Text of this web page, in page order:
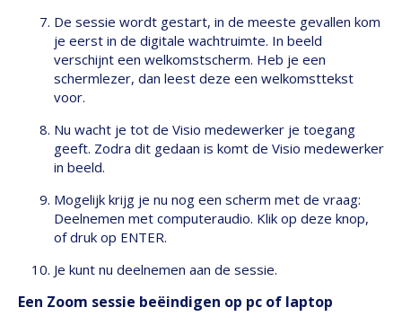
De sessie wordt gestart, in de meeste gevallen kom
je eerst in de digitale wachtruimte. In beeld
verschijnt een welkomstscherm. Heb je een
schermlezer, dan leest deze een welkomsttekst
voor.
Nu wacht je tot de Visio medewerker je toegang
geeft. Zodra dit gedaan is komt de Visio medewerker
in beeld.
Mogelijk krijg je nu nog een scherm met de vraag:
Deelnemen met computeraudio. Klik op deze knop,
of druk op ENTER.
Je kunt nu deelnemen aan de sessie.
Een Zoom sessie beëindigen op pc of laptop